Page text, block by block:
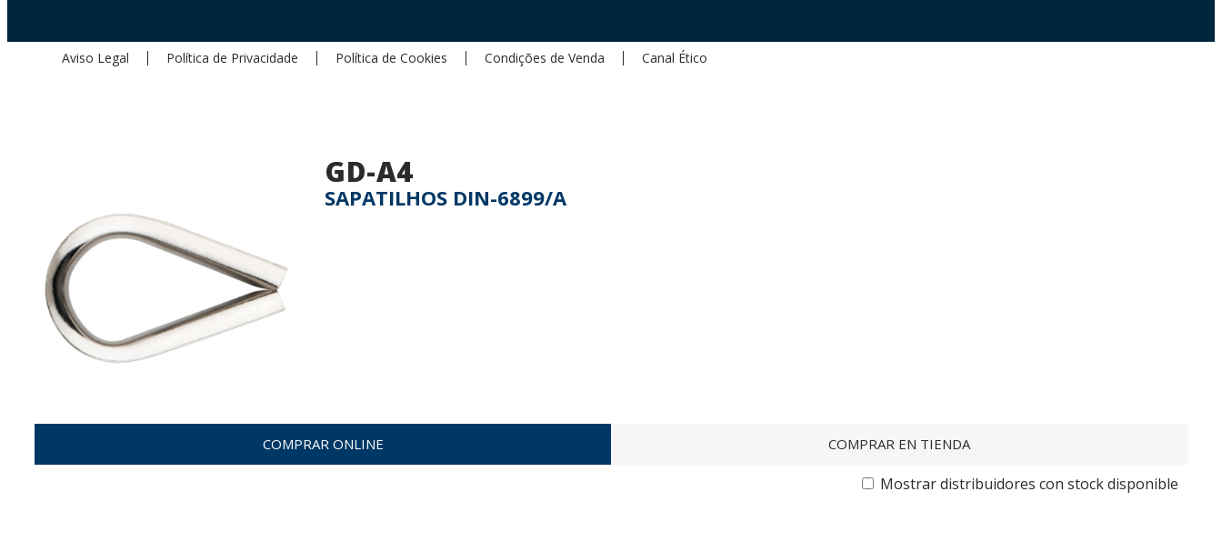
Aviso Legal Política de Privacidade Política de Cookies Condições de Venda Canal Ético
GD-A4
SAPATILHOS DIN-6899/A
COMPRAR ONLINE COMPRAR EN TIENDA
Mostrar distribuidores con stock disponible